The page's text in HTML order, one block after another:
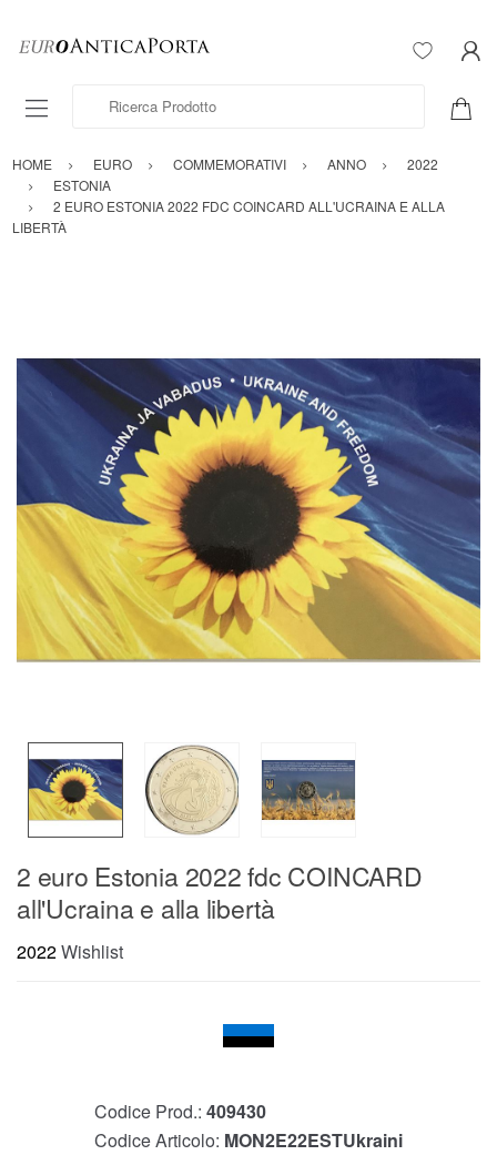
Ricerca Prodotto
HOME EURO COMMEMORATIVI ANNO
2022
ESTONIA
2 EURO ESTONIA 2022 FDC COINCARD ALL'UCRAINA E ALLA
LIBERTÀ
2 euro Estonia 2022 fdc COINCARD
all'Ucraina e alla libertà
2022Wishlist
Codice Prod.: 409430
Codice Articolo: MON2E22ESTUkraini